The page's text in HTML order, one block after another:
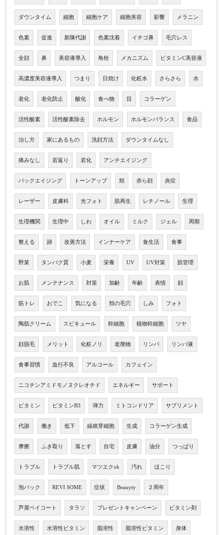
ダウンタイム 細胞 細胞ケア 細胞美容 影響 メラニン
色素 促進 新陳代謝 色素沈着 イチゴ鼻 毛穴レス
全顔 鼻 美容液導入 角栓 メカニズム ビタミンC美容液
高濃度美容液導入 つまり 日焼け 化粧水 さらさら 水
老化 老化防止 酸化 食べ物 目 コラーゲン
活性酸素 活性酸素除去 ホルモン ホルモンバランス 食品
治し方 家にあるもの 洗顔方法 ダウンタイムなし
痛みなし 若返り 若化 アンチエイジング
バックエイジング トーンアップ 頬 赤ら顔 炎症
レーザー 皮膚科 光フォト 肌再生 レチノール 生理
生理機関 生理中 しわ オイル ミルク ジェル 周期
整える 跡 改善方法 インナーケア 食生活 食事
野菜 タンパク質 小麦 栄養 UV UV対策 肌管理
お肌 メンテナンス 対策 加齢 年齢 表情 顔
筋トレ おでこ 気になる 頬の毛穴 しみ フォト
陶肌クリーム スピキュール 幹細胞 植物幹細胞 ツヤ
顔脱毛 メリット 化粧ノリ 老廃物 リンパ リンパ液
食事習慣 血行不良 アルコール カフェイン
ニコチンアミドモノヌクレオチド エネルギー サポート
ビタミン ビタミンB3 弾力 ミトコンドリア サプリメント
代謝 働き 低下 線維芽細胞 生成 コラーゲン生成
摩擦 ふき取り 落とす 自宅 皮膚 油分 つっぱり
トラブル トラブル肌 マツエクok 汚れ ほこり
泡パック REVI SOME 症状 Beauyty ２周年
芦屋ベイコート タラソ プレゼントキャンペーン ビタミン剤
水溶性 水溶性ビタミン 脂溶性 脂溶性ビタミン 身体